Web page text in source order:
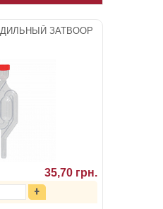
ЗАТВООР
35,70 грн.